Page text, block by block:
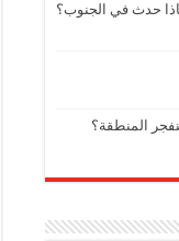
حدث في الجنوب؟
المنطقة؟